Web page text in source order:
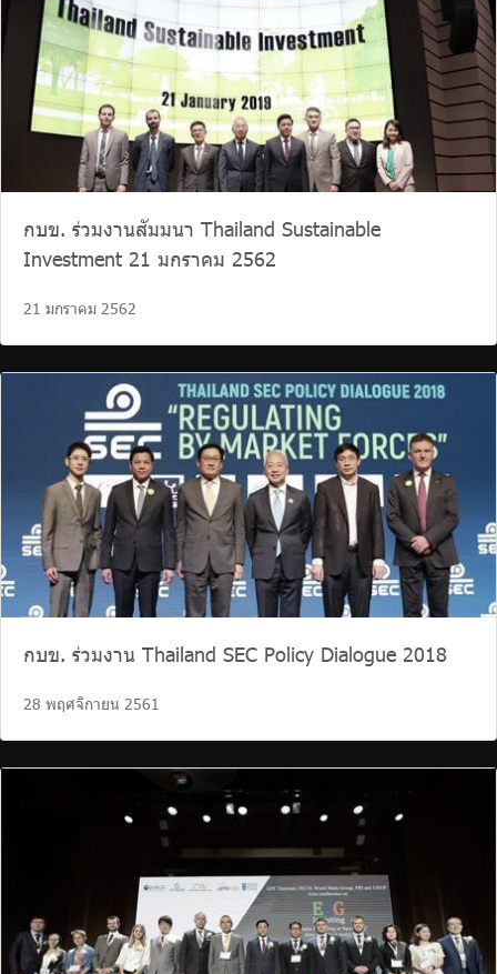
กบข. ร่วมงานสัมมนา Thailand Sustainable
Investment 21 มกราคม 2562
21 มกราคม 2562
กบข. ร่วมงาน Thailand SEC Policy Dialogue 2018
28 พฤศจิกายน 2561